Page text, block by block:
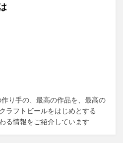
り手の、最高の作品を、最高の
ラフトビールをはじめとする
る情報をご紹介しています